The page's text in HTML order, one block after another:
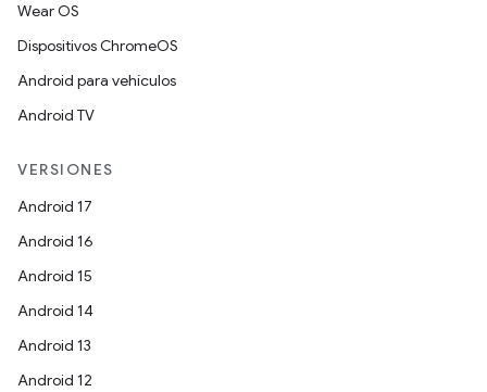
Wear OS
Dispositivos ChromeOS
Android para vehículos
Android TV
VERSIONES
Android 17
Android 16
Android 15
Android 14
Android 13
Android 12